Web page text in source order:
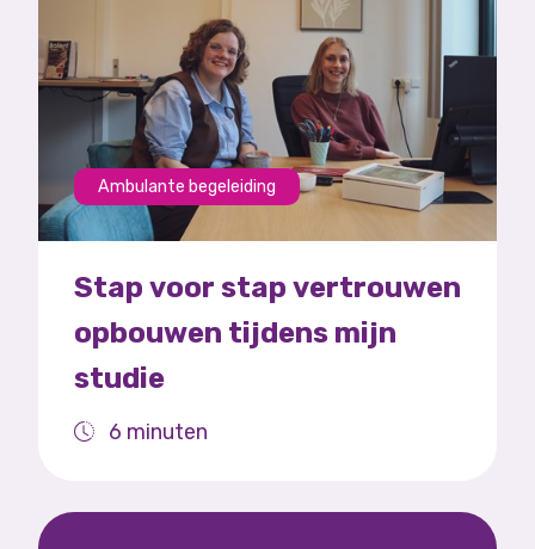
Ambulante begeleiding
Stap voor stap vertrouwen
opbouwen tijdens mijn
studie
6 minuten